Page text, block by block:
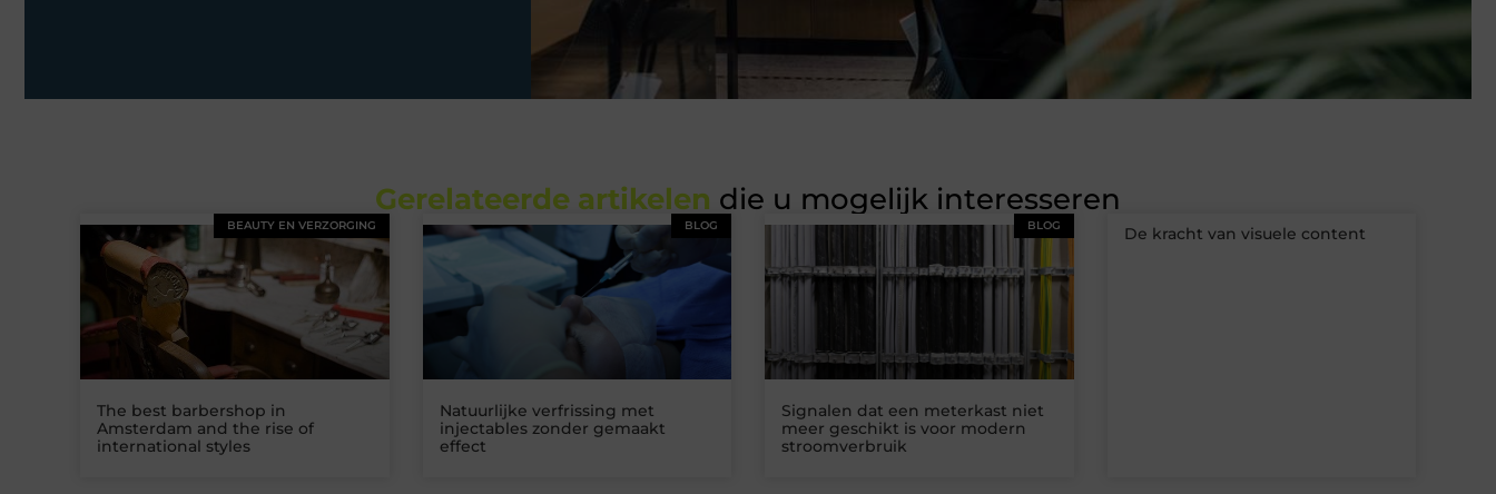
Gerelateerde artikelen die u mogelijk interesseren
BEAUTY EN VERZORGING
The best barbershop in
Amsterdam and the rise of
international styles
BLOG
Natuurlijke verfrissing met
injectables zonder gemaakt
effect
BLOG
Signalen dat een meterkast niet
meer geschikt is voor modern
stroomverbruik
De kracht van visuele content